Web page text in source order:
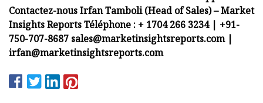
Contactez-nous Irfan Tamboli (Head of Sales) – Market
Insights Reports Téléphone : + 1704 266 3234 | +91-
750-707-8687 sales@marketinsightsreports.com|
irfan@marketinsightsreports.com